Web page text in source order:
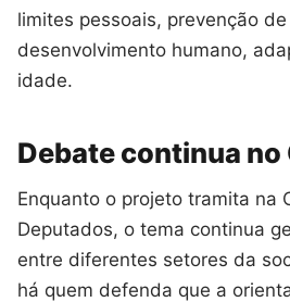
limites pessoais, prevenção
desenvolvimento humano,
idade.
Debate continua
Enquanto o projeto tramita na
Deputados, o tema continua
entre diferentes setores da
há quem defenda que a